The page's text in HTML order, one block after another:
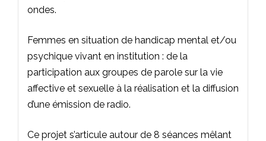
ondes.
Femmes en situation de handicap mental et/ou
psychique vivant en institution : de la
participation aux groupes de parole sur la vie
affective et sexuelle à la réalisation et la diffusion
d’une émission de radio.
Ce projet s’articule autour de 8 séances mêlant